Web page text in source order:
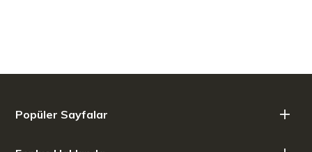
Popüler Sayfalar